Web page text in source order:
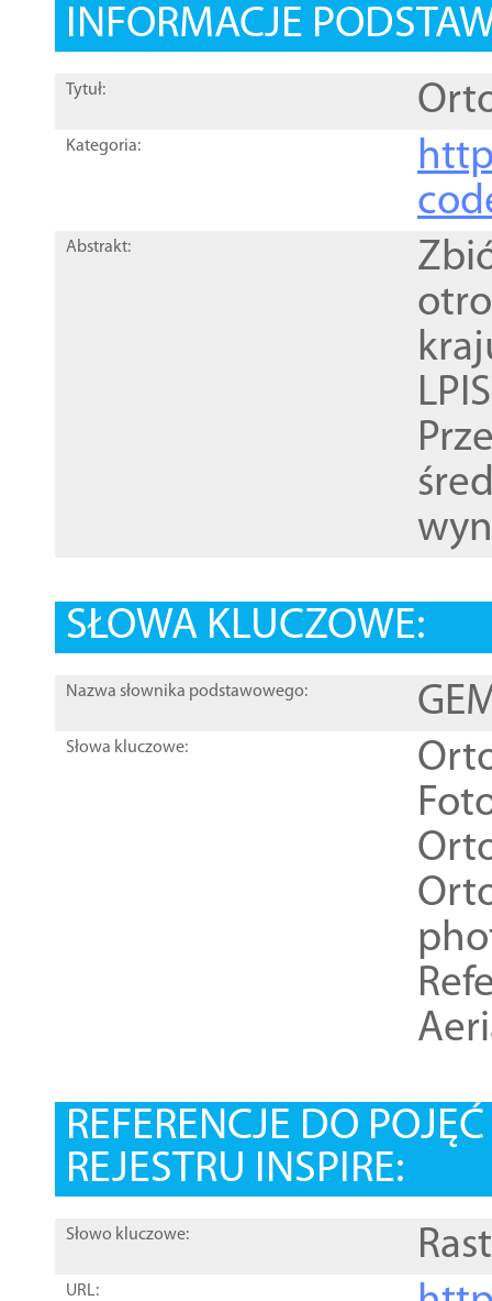
INFORMACJE
Tytuł:
Kategoria:
Abstrakt:
SŁOWA KLUCZOWE:
Nazwa słownika podstawowego:
Słowa kluczowe:
REFERENCJE DO
REJESTRU INSPIRE:
Słowo kluczowe:
URL: